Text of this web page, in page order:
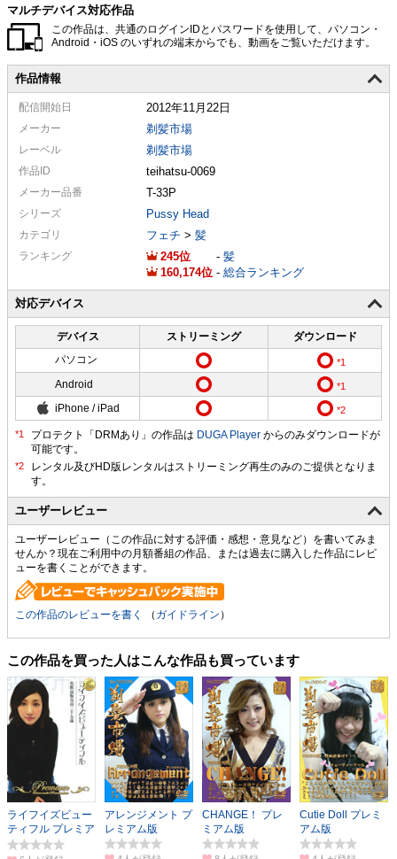
マルチデバイス対応作品
この作品は、共通のログインIDとパスワードを使用して、パソコン・
Android・iOS のいずれの端末からでも、動画をご覧いただけます。
作品情報
配信開始日 2012年11月22日
メーカー 剃髪市場
レーベル 剃髪市場
作品ID teihatsu-0069
メーカー品番 T-33P
シリーズ Pussy Head
カテゴリ フェチ > 髪
ランキング 245 - 髪
160,174
- 総合ランキング
対応デバイス
デバイス ストリーミング
ダウンロード
パソコン
Android
iPhone / iPad
プロテクト「DRMあり」の作品は DUGA Player からのみダウンロードが
可能です。
ユーザーレビュー
ユーザーレビュー（この作品に対する評価・感想・意見など）を書いてみま
せんか？現在ご利用中の月額番組の作品、または過去に購入した作品にレビ
ューを書くことができます。
この作品のレビューを書く （ ガイドライン ）
この作品を買った人はこんな作品も買っています
ライフイズビュー
ティフル プレミア
ム版
アレンジメント プ
レミアム版
CHANGE！ プレ
ミアム版
Cutie Doll プレミ
アム版